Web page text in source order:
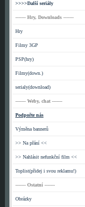
>>>>Další seriály
------- Hry, Downloads -------
Hry
Filmy 3GP
PSP(hry)
Filmy(down.)
serialy(download)
------- Weby, chat -------
Podpořte nás
Výměna bannerů
>> Na přání <<
>> Nahlásit nefunkční film <<
Toplist(přidej i svou reklamu!)
------- Ostatní -------
Obrázky